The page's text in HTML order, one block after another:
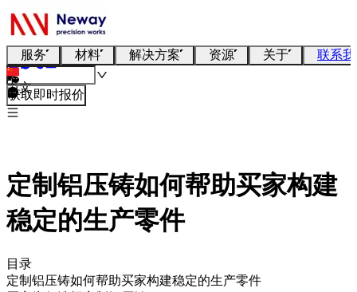
服务 材料 解决方案 资源 关于 联系
中文
获取即时报价
定制铝压铸如何帮助买家构建
稳定的生产零件
目录
定制铝压铸如何帮助买家构建稳定的生产零件